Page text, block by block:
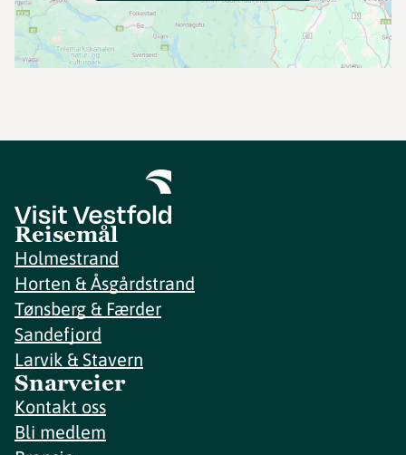
Reisemål
Holmestrand
Horten & Åsgårdstrand
Tønsberg & Færder
Sandefjord
Larvik & Stavern
Snarveier
Kontakt oss
Bli medlem